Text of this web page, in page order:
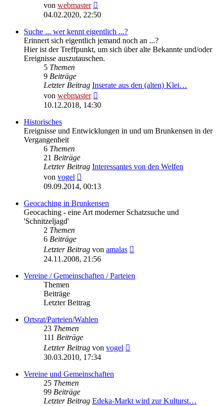
von webmaster
Beitrag
04.02.2020, 22:50
Suche ... wer kennt eigentlich ...?
Erinnert sich eigentlich jemand noch an ...?
Hier ist der Treffpunkt, um sich über alte Bekannte und/oder
Ereignisse auszutauschen.
5 Themen
9 Beiträge
Letzter Beitrag Inserate aus den (alten) Klei…
von webmaster
Beitrag
10.12.2018, 14:30
Historisches
Ereignisse und Entwicklungen in und um Brunkensen in der
Vergangenheit
6 Themen
21 Beiträge
Letzter Beitrag Interessantes von den Welfen
von vogel
Beitrag
09.09.2014, 00:13
Geocaching in Brunkensen
Geocaching - eine Art moderner Schatzsuche und
'Schnitzeljagd'
2 Themen
6 Beiträge
Letzter Beitrag von amalas
24.11.2008, 21:56
Vereine / Gemeinschaften / Parteien
Themen
Beiträge
Letzter Beitrag
Ortsrat/Parteien/Wahlen
23 Themen
111 Beiträge
Letzter Beitrag von vogel
30.03.2010, 17:34
Vereine und Gemeinschaften
25 Themen
99 Beiträge
Letzter Beitrag Edeka-Markt wird zur Kulturst…